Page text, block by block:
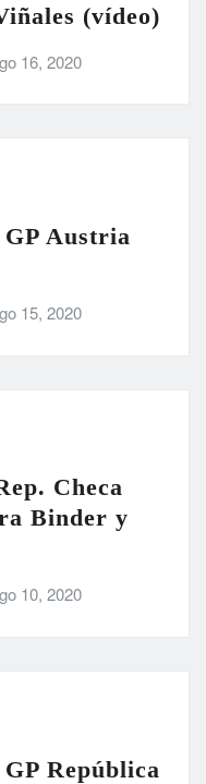
(vídeo)
16, 2020
Austria
15, 2020
Checa
Binder y
10, 2020
República